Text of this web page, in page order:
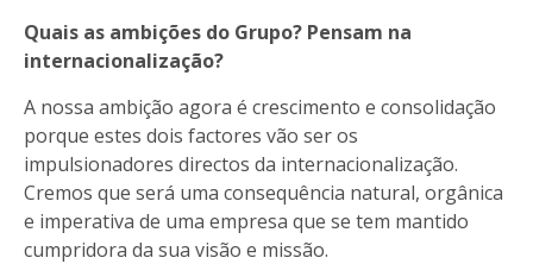
Quais as ambições do Grupo? Pensam na
internacionalização?
A nossa ambição agora é crescimento e consolidação
porque estes dois factores vão ser os
impulsionadores directos da internacionalização.
Cremos que será uma consequência natural, orgânica
e imperativa de uma empresa que se tem mantido
cumpridora da sua visão e missão.